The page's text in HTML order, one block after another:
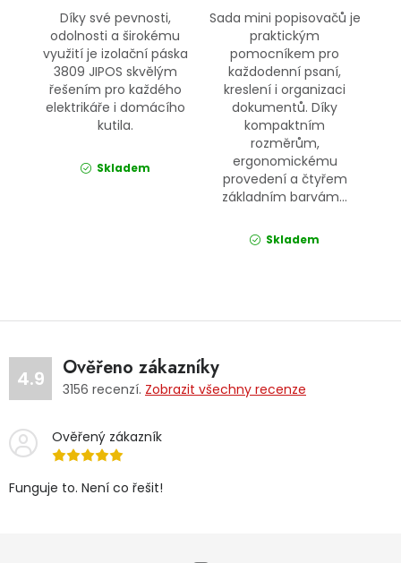
Díky své pevnosti,
odolnosti a širokému
využití je izolační páska
3809 JIPOS skvělým
řešením pro každého
elektrikáře i domácího
kutila.
Skladem
Sada mini popisovačů je
praktickým
pomocníkem pro
každodenní psaní,
kreslení i organizaci
dokumentů. Díky
kompaktním
rozměrům,
ergonomickému
provedení a čtyřem
základním barvám...
Skladem
4.9 Ověřeno zákazníky
3156 recenzí. Zobrazit všechny recenze
Ověřený zákazník
Funguje to. Není co řešit!